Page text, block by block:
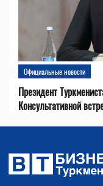
Официальные новости
Президент
Консультативной